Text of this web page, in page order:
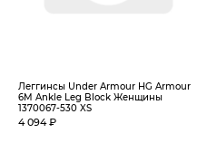
Леггинсы Under Armour HG Armour
6M Ankle Leg Block Женщины
1370067-530 XS
4 094 ₽